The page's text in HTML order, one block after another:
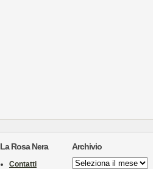
La Rosa Nera
Contatti
Archivio
Archivio